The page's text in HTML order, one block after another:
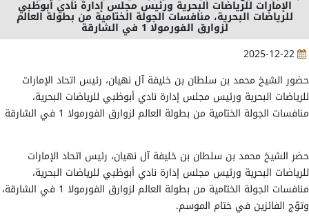
الإمارات للرياضات البحرية ورئيس مجلس إدارة نادي أبوظبي
للرياضات البحرية، منافسات الجولة الختامية من بطولة العالم
لزوارق الفورمولا 1 في الشارقة
2025-12-22
حضور الشيخ محمد بن سلطان بن خليفة آل نهيان، رئيس اتحاد الإمارات
للرياضات البحرية ورئيس مجلس إدارة نادي أبوظبي للرياضات البحرية،
منافسات الجولة الختامية من بطولة العالم لزوارق الفورمولا 1 في الشارقة
حضر الشيخ محمد بن سلطان بن خليفة آل نهيان، رئيس اتحاد الإمارات
للرياضات البحرية ورئيس مجلس إدارة نادي أبوظبي للرياضات البحرية،
منافسات الجولة الختامية من بطولة العالم لزوارق الفورمولا 1 في الشارقة،
وتوّج الفائزين في ختام الموسم.